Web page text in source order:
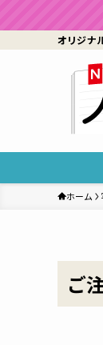
オリジナ
ホーム
ご